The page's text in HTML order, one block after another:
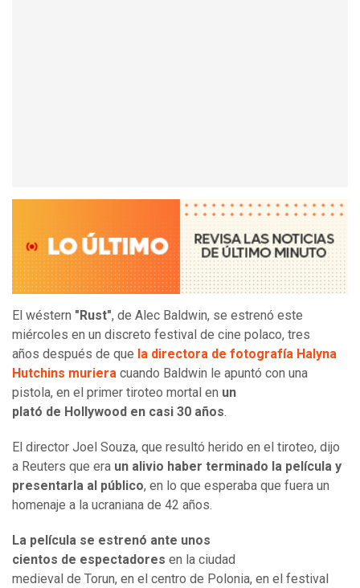
El wéstern "Rust", de Alec Baldwin, se estrenó este
miércoles en un discreto festival de cine polaco, tres
años después de que la directora de fotografía Halyna
Hutchins muriera cuando Baldwin le apuntó con una
pistola, en el primer tiroteo mortal en un
plató de Hollywood en casi 30 años.
El director Joel Souza, que resultó herido en el tiroteo, dijo
a Reuters que era un alivio haber terminado la película y
presentarla al público, en lo que esperaba que fuera un
homenaje a la ucraniana de 42 años.
La película se estrenó ante unos
cientos de espectadores en la ciudad
medieval de Torun, en el centro de Polonia, en el festival